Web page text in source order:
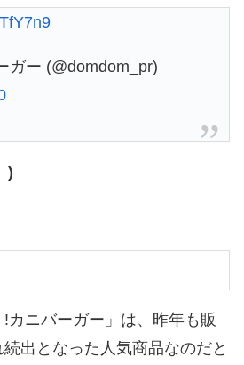
ー (@domdom_pr)
)
カニバーガー」は、昨年も販
出となった人気商品なのだと